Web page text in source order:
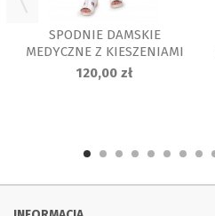
SPODNIE DAMSKIE
MEDYCZNE Z KIESZENIAMI
Z ELASTANEM,...
120,00 zł